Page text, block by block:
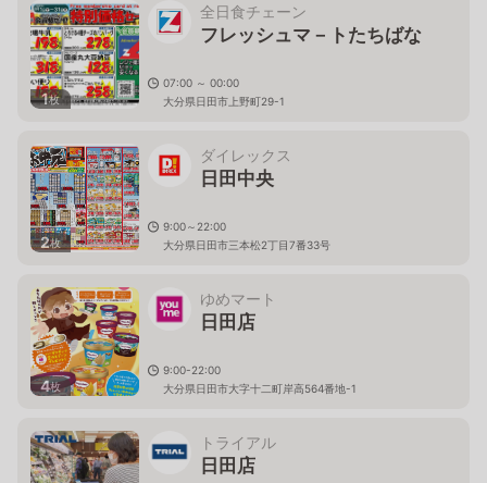
1枚
全日食チェーン
フレッシュマ－トたちばな
07:00 ～ 00:00
大分県日田市上野町29-1
2枚
ダイレックス
日田中央
9:00～22:00
大分県日田市三本松2丁目7番33号
4枚
ゆめマート
日田店
9:00-22:00
大分県日田市大字十二町岸高564番地-1
トライアル
日田店